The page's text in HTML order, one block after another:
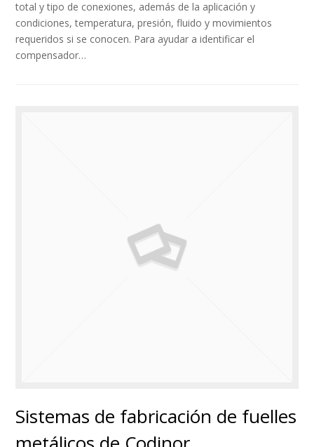
total y tipo de conexiones, además de la aplicación y
condiciones, temperatura, presión, fluido y movimientos
requeridos si se conocen. Para ayudar a identificar el
compensador…
Sistemas de fabricación de fuelles